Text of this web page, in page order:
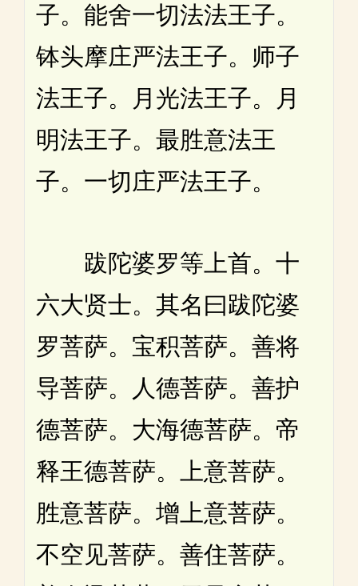
子。能舍一切法法王子。
钵头摩庄严法王子。师子
法王子。月光法王子。月
明法王子。最胜意法王
子。一切庄严法王子。
跋陀婆罗等上首。十
六大贤士。其名曰跋陀婆
罗菩萨。宝积菩萨。善将
导菩萨。人德菩萨。善护
德菩萨。大海德菩萨。帝
释王德菩萨。上意菩萨。
胜意菩萨。增上意菩萨。
不空见菩萨。善住菩萨。